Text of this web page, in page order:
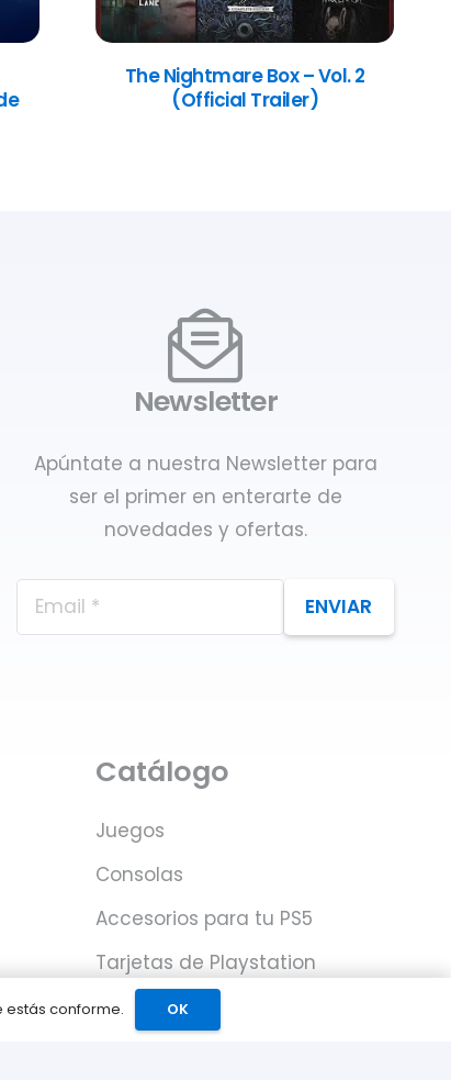
The Nightmare Box – Vol. 2
(Official Trailer)
Newsletter
Apúntate a nuestra Newsletter para
ser el primer en enterarte de
novedades y ofertas.
ENVIAR
Catálogo
Juegos
Consolas
Accesorios para tu PS5
Tarjetas de Playstation
Network
estás conforme. OK